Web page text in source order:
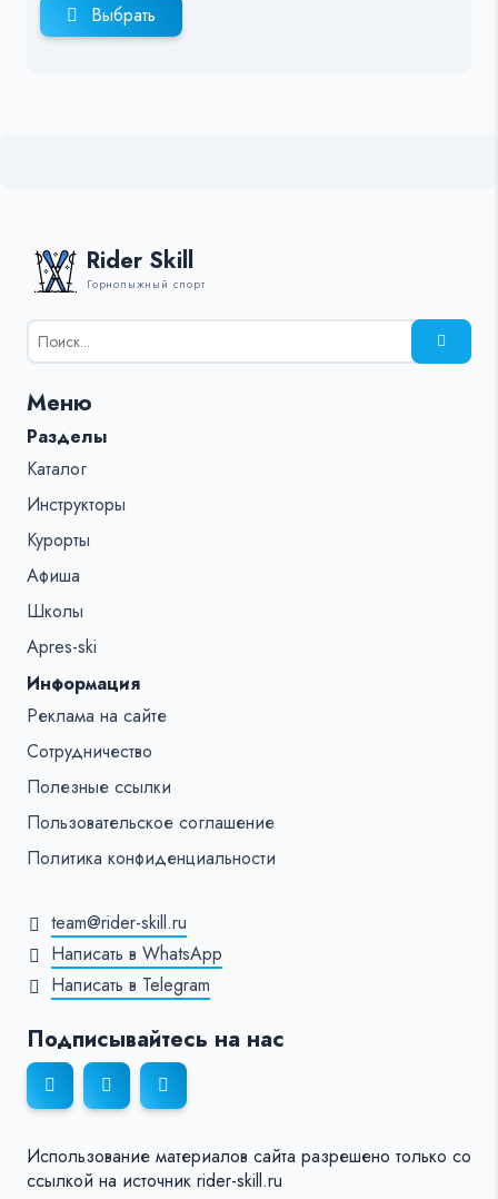
Выбрать
Rider Skill
Горнолыжный спорт
Результаты
поиска
%s:
Меню
Разделы
Каталог
Инструкторы
Курорты
Афиша
Школы
Apres-ski
Информация
Реклама на сайте
Сотрудничество
Полезные ссылки
Пользовательское соглашение
Политика конфиденциальности
team@rider-skill.ru
Написать в WhatsApp
Написать в Telegram
Подписывайтесь на нас
Использование материалов сайта разрешено только со
ссылкой на источник rider-skill.ru